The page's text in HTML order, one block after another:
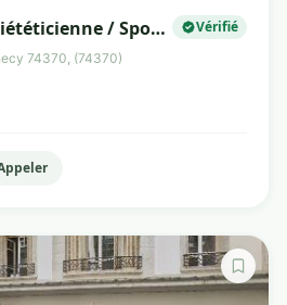
/ Sport
Vérifié
74370, (74370)